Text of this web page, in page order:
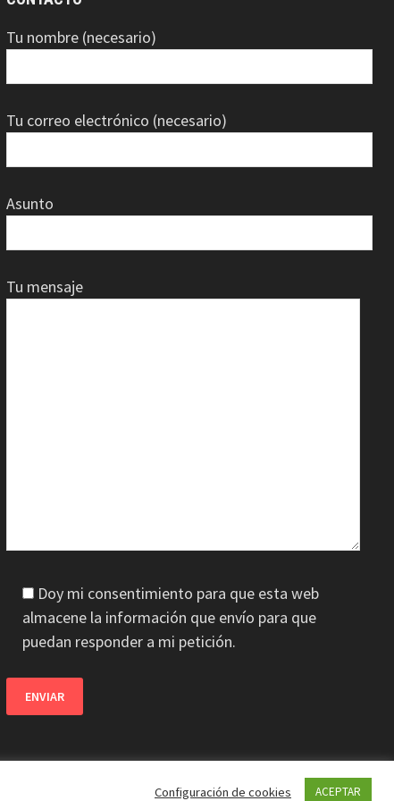
Tu nombre (necesario)
Tu correo electrónico (necesario)
Asunto
Tu mensaje
Doy mi consentimiento para que esta web
almacene la información que envío para que
puedan responder a mi petición.
Configuración de cookies ACEPTAR